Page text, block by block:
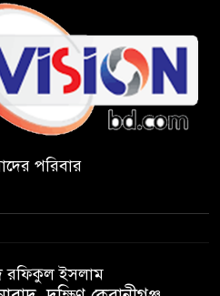
মহেশখালী দিয়ে শুরু
চট্টগ্রাম সফর
দখল করে অছাত্র ও সন্ত্রাসীদের
করা যাবে না-শিবির
বাবা না ফেরার দেশে
পরিবার
রফিকুল ইসলাম